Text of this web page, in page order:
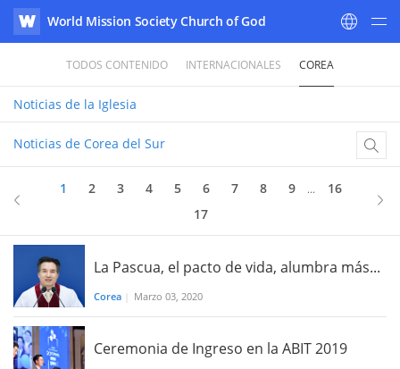
WATV
World Mission Society Church of God
TODOS CONTENIDO INTERNACIONALES COREA
Noticias de la Iglesia
Noticias de Corea del Sur
1 2 3 4 5 6 7 8 9 ...
16
17
La Pascua, el pacto de vida, alumbra más...
Corea Marzo 03, 2020
Ceremonia de Ingreso en la ABIT 2019